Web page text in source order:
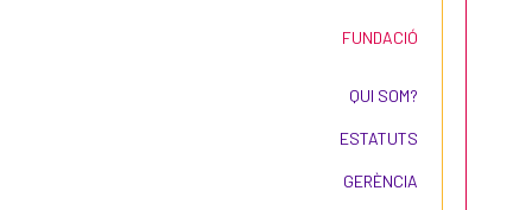
FUNDACIÓ
QUI SOM?
ESTATUTS
GERÈNCIA